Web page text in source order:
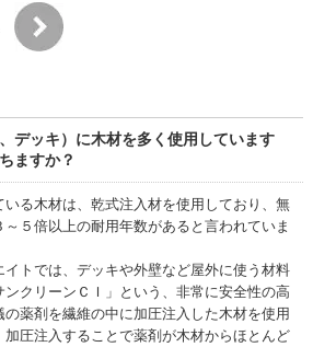
デッキ）に木材を多く使用しています
ますか？
いる木材は、乾式注入材を使用しており、無
～５倍以上の耐用年数があると言われていま
イトでは、デッキや外壁など屋外に使う材料
ンクリーンＣＩ」という、非常に安全性の高
の薬剤を繊維の中に加圧注入した木材を使用
加圧注入することで薬剤が木材からほとんど